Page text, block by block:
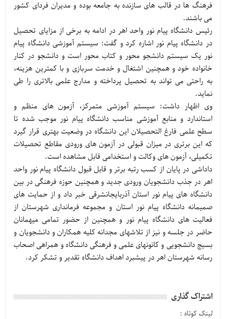
فرهنگ ها در قالب های سازنده به جامعه بوده و مدیران فردای کشور
می باشند.
رئیس دانشگاه پیام نور واحد اهر در ادامه به برخی از مزایای تحصیل
در دانشگاه پیام نور اشاره کرد و گفت: سیستم آموزشی دانشگاه پیام
نور یک سیستم دانشجو محور و کتاب محور است و دانشجو در کنار
خانواده خود و همچنین اشتغال و خدمت سربازی و با کمترین هزینه،
به راحتی می تواند به تحصیل پرداخته و مدارج علمی بالاتری را طی
نماید.
وی اظهار داشت: سیستم آموزشی متمرکز، آزمون های منظم و
استاندارد و منابع آموزشی مناسب دانشگاه پیام نور موجب شده تا
سطح علمی فارغ التحصیلان این دانشگاه در وضعیت بهتری قرار گیرد
که این برتری در میزان قبولی در آزمون های ورودی مقاطع تحصیلات
تکمیلی، آزمون های وکالت و استخدامی قابل مشاهده است.
داداشی در پایان از کسب رتبه برتر و قابل قبول دانشگاه پیام نور واحد
اهر در جذب دانشجویان ورودی جدید و همچنین حوزه فرهنگی در بین
دانشگاه های پیام نور استان آذربایجانشرقی خبر داد و از حمایت های
صمیمانه دانشگاه پیام نور استان و مجموعه فرمانداری شهرستان از
فعالیت های دانشگاه پیام نور و همچنین از حضور تمامی میهمانان
حاضر در جلسه و نیز از تلاشهای مجدانه کلیه همکاران و دانشجویان و
بسیج دانشجویی و کانونهای علمی و فرهنگی دانشگاه و همراهی اصحاب
رسانه شهرستان اهر در پیشبرد اهداف دانشگاه تقدیر و تشکر کرد.
اشتراک گذاری
لینک کوتاه :